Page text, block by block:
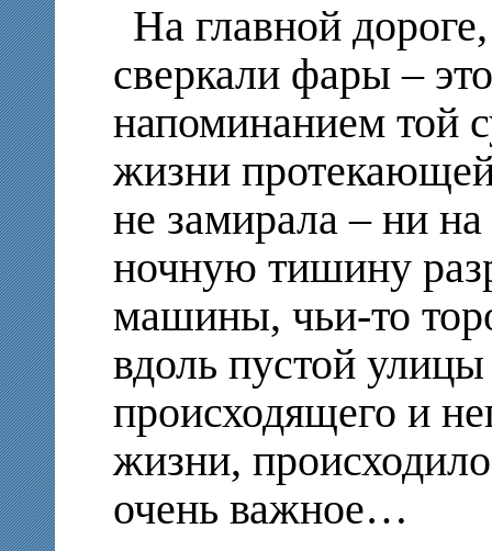
На главной
сверкали фары –
напоминанием той
жизни
не замирала – ни
ночную тишину
машины, чьи-то
вдоль пустой
происходящего и
жизни,
очень важное…